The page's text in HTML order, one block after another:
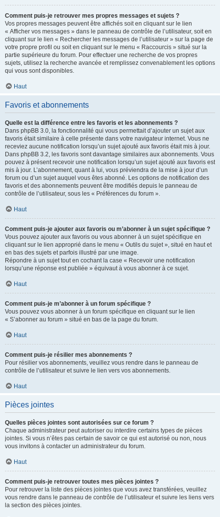
Comment puis-je retrouver mes propres messages et sujets ?
Vos propres messages peuvent être affichés soit en cliquant sur le lien
« Afficher vos messages » dans le panneau de contrôle de l’utilisateur, soit en
cliquant sur le lien « Rechercher les messages de l’utilisateur » sur la page de
votre propre profil ou soit en cliquant sur le menu « Raccourcis » situé sur la
partie supérieure du forum. Pour effectuer une recherche de vos propres
sujets, utilisez la recherche avancée et remplissez convenablement les options
qui vous sont disponibles.
Haut
Favoris et abonnements
Quelle est la différence entre les favoris et les abonnements ?
Dans phpBB 3.0, la fonctionnalité qui vous permettait d’ajouter un sujet aux
favoris était similaire à celle présente dans votre navigateur internet. Vous ne
receviez aucune notification lorsqu’un sujet ajouté aux favoris était mis à jour.
Dans phpBB 3.2, les favoris sont davantage similaires aux abonnements. Vous
pouvez à présent recevoir une notification lorsqu’un sujet ajouté aux favoris est
mis à jour. L’abonnement, quant à lui, vous préviendra de la mise à jour d’un
forum ou d’un sujet auquel vous êtes abonné. Les options de notification des
favoris et des abonnements peuvent être modifiés depuis le panneau de
contrôle de l’utilisateur, sous les « Préférences du forum ».
Haut
Comment puis-je ajouter aux favoris ou m’abonner à un sujet spécifique ?
Vous pouvez ajouter aux favoris ou vous abonner à un sujet spécifique en
cliquant sur le lien approprié dans le menu « Outils du sujet », situé en haut et
en bas des sujets et parfois illustré par une image.
Répondre à un sujet tout en cochant la case « Recevoir une notification
lorsqu’une réponse est publiée » équivaut à vous abonner à ce sujet.
Haut
Comment puis-je m’abonner à un forum spécifique ?
Vous pouvez vous abonner à un forum spécifique en cliquant sur le lien
« S’abonner au forum » situé en bas de la page du forum.
Haut
Comment puis-je résilier mes abonnements ?
Pour résilier vos abonnements, veuillez vous rendre dans le panneau de
contrôle de l’utilisateur et suivre le lien vers vos abonnements.
Haut
Pièces jointes
Quelles pièces jointes sont autorisées sur ce forum ?
Chaque administrateur peut autoriser ou interdire certains types de pièces
jointes. Si vous n’êtes pas certain de savoir ce qui est autorisé ou non, nous
vous invitons à contacter un administrateur du forum.
Haut
Comment puis-je retrouver toutes mes pièces jointes ?
Pour retrouver la liste des pièces jointes que vous avez transférées, veuillez
vous rendre dans le panneau de contrôle de l’utilisateur et suivre les liens vers
la section des pièces jointes.